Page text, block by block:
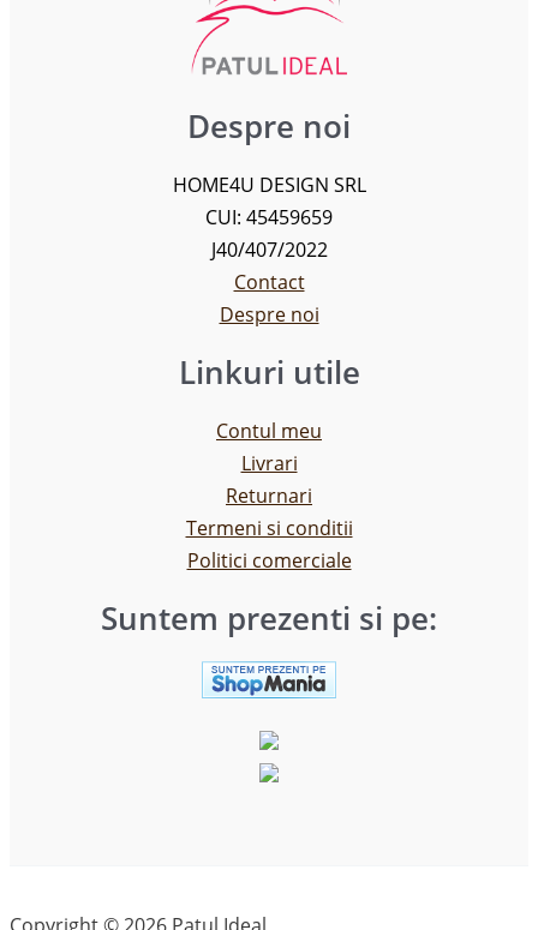
Despre noi
HOME4U DESIGN SRL
CUI: 45459659
J40/407/2022
Contact
Despre noi
Linkuri utile
Contul meu
Livrari
Returnari
Termeni si conditii
Politici comerciale
Suntem prezenti si pe: